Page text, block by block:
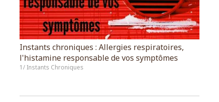
Instants chroniques : Allergies respiratoires,
l'histamine responsable de vos symptômes
1/ Instants Chroniques